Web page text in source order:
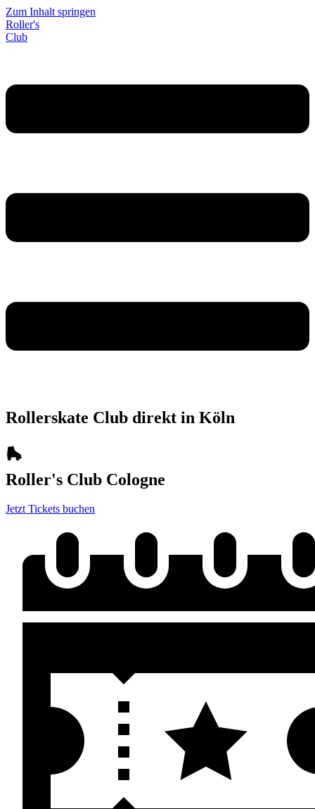
Zum Inhalt springen
Roller's
Club
Rollerskate Club direkt in Köln
🛼
Roller's Club Cologne
Jetzt Tickets buchen